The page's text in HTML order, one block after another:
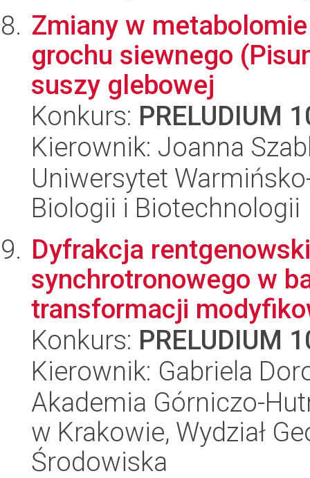
Zmiany w
grochu siewnego
suszy glebowej
Konkurs: PRELUDIUM
Kierownik: Joanna
Uniwersytet
Biologii i Biotechnologii
Dyfrakcja
synchrotronowego w
transformacji
Konkurs: PRELUDIUM
Kierownik: Gabriela
Akademia Górniczo-
w Krakowie, Wydział
Środowiska